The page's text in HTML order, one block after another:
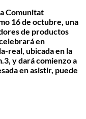
Comunitat
16 de octubre, una
de productos
en
real, ubicada en la
y dará comienzo a
en asistir, puede